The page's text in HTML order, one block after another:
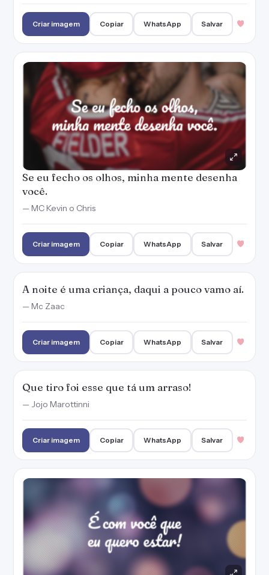
Criar imagem Copiar WhatsApp Salvar
Se eu fecho os olhos, minha mente desenha
você.
— MC Kevin o Chris
Criar imagem Copiar WhatsApp Salvar
A noite é uma criança, daqui a pouco vamo aí.
— Mc Zaac
Criar imagem Copiar WhatsApp Salvar
Que tiro foi esse que tá um arraso!
— Jojo Marottinni
Criar imagem Copiar WhatsApp Salvar